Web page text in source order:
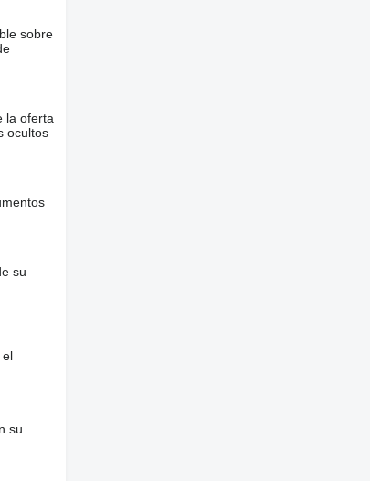
sobre
la oferta
ocultos
su
el
su